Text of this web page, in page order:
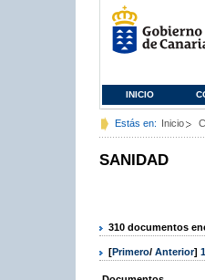
INICIO
Estás en: Inicio
SANIDAD
310 documentos
[Primero/ Anterior] 1